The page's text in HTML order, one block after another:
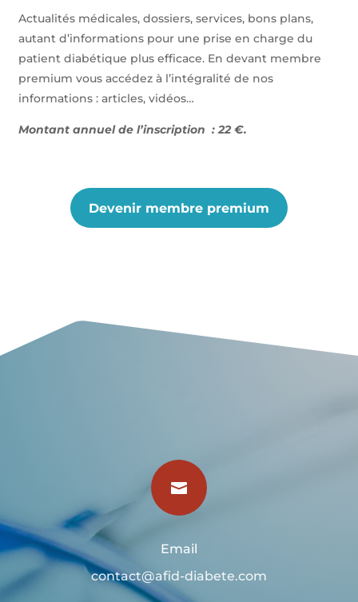
Actualités médicales, dossiers, services, bons plans,
autant d’informations pour une prise en charge du
patient diabétique plus efficace. En devant membre
premium vous accédez à l’intégralité de nos
informations : articles, vidéos…
Montant annuel de l’inscription : 22 €.
Devenir membre premium

Email
contact@afid-diabete.com